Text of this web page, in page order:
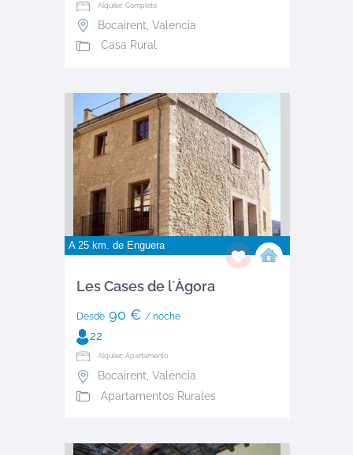
Alquiler: Completo
Bocairent Valencia
Casa Rural
A 25 km. de Enguera
Les Cases de l´Àgora
Desde90 € / noche
22
Alquiler: Apartamento
Bocairent Valencia
Apartamentos Rurales